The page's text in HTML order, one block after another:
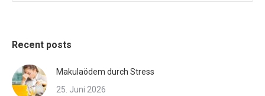
Recent posts
Makulaödem durch Stress
25. Juni 2026